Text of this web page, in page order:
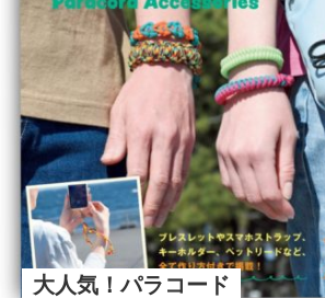
大人気！パラコード